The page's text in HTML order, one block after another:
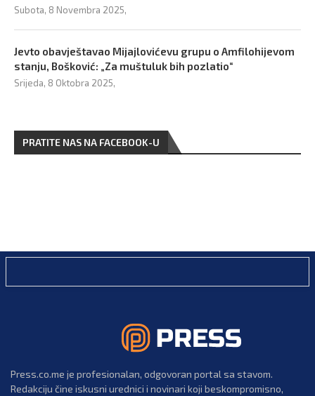
Subota, 8 Novembra 2025,
Jevto obavještavao Mijajlovićevu grupu o Amfilohijevom
stanju, Bošković: „Za muštuluk bih pozlatio“
Srijeda, 8 Oktobra 2025,
PRATITE NAS NA FACEBOOK-U
Press.co.me je profesionalan, odgovoran portal sa stavom.
Redakciju čine iskusni urednici i novinari koji beskompromisno,